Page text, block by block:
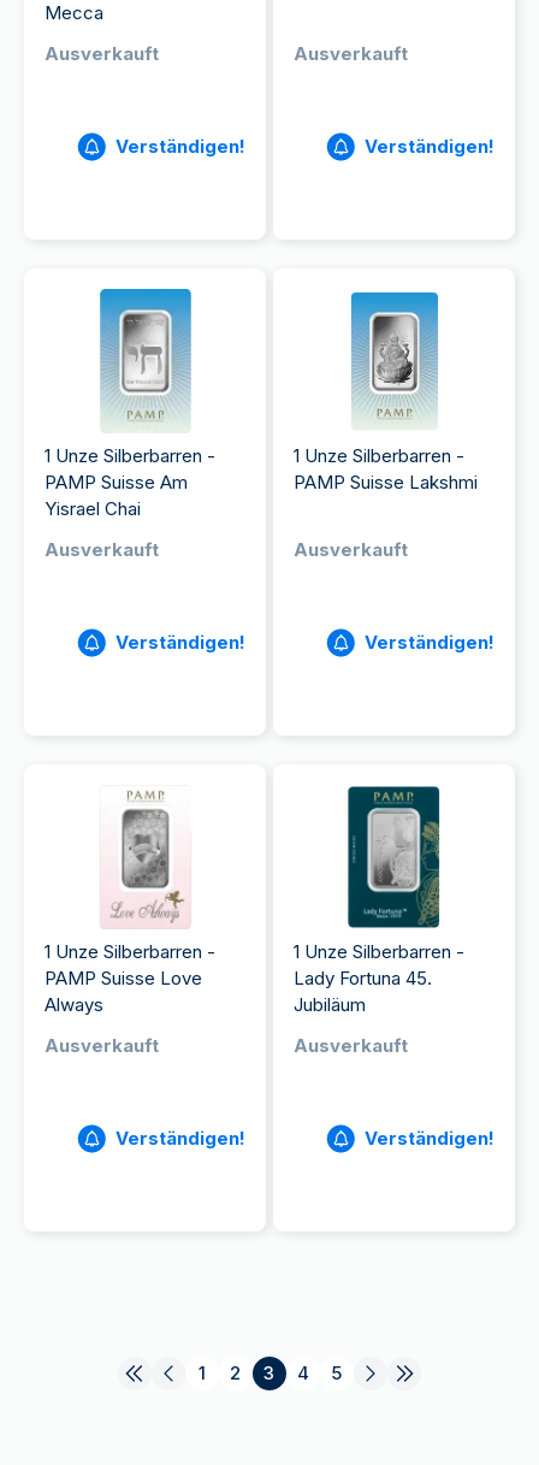
Mecca
Ausverkauft
Verständigen!
Ausverkauft
Verständigen!
1 Unze Silberbarren -
PAMP Suisse Am
Yisrael Chai
Ausverkauft
Verständigen!
1 Unze Silberbarren -
PAMP Suisse Lakshmi
Ausverkauft
Verständigen!
1 Unze Silberbarren -
PAMP Suisse Love
Always
Ausverkauft
Verständigen!
1 Unze Silberbarren -
Lady Fortuna 45.
Jubiläum
Ausverkauft
Verständigen!
1 2 3 4 5